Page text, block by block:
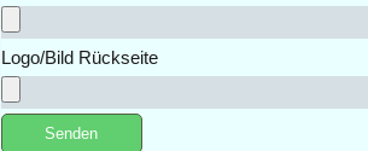
Logo/Bild Rückseite
Senden